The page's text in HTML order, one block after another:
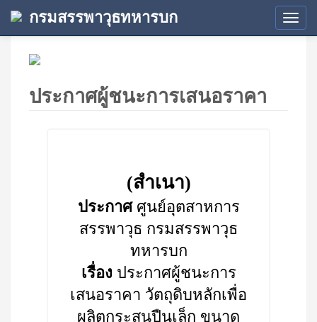
กรมสรรพาวุธทหารบก
ประกาศผู้ชนะการเสนอราคา
(สำเนา)
ประกาศศูนย์อุตสาหการ
สรรพาวุธ กรมสรรพาวุธ
ทหารบก
เรื่อง ประกาศผู้ชนะการ
เสนอราคา วัตถุดิบหลักเพื่อ
ผลิตกระสุนปืนเล็ก ขนาด